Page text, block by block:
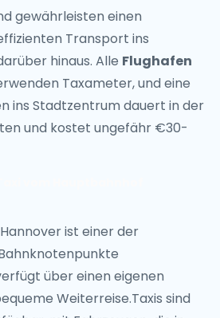
gewährleisten einen
Transport ins
hinaus. Alle Flughafen
Taxameter, und eine
ins Stadtzentrum dauert in der
und kostet ungefähr €30-
ist einer der
über einen eigenen
Weiterreise.Taxis sind